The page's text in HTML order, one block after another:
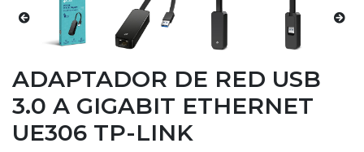
ADAPTADOR DE RED USB
3.0 A GIGABIT ETHERNET
UE306 TP-LINK